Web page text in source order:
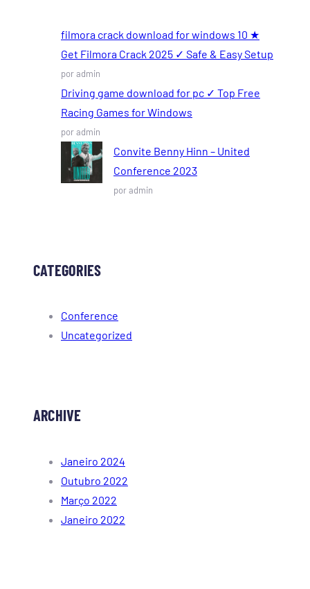
filmora crack download for windows 10 ★
Get Filmora Crack 2025 ✓ Safe & Easy Setup
por admin
Driving game download for pc ✓ Top Free
Racing Games for Windows
por admin
Convite Benny Hinn – United
Conference 2023
por admin
CATEGORIES
Conference
Uncategorized
ARCHIVE
Janeiro 2024
Outubro 2022
Março 2022
Janeiro 2022